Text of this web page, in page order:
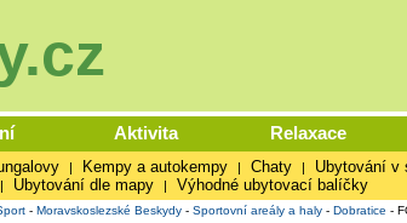
Aktivita Relaxace
| Kempy a autokempy | Chaty | Ubytování v
| Ubytování dle mapy | Výhodné ubytovací balíčky
- Moravskoslezské Beskydy- Sportovní areály a haly- Dobratice -